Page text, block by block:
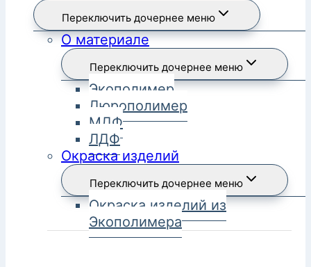
Переключить дочернее меню
О материале
Переключить дочернее меню
Экополимер
Дюрополимер
МДФ
ЛДФ
Окраска изделий
Переключить дочернее меню
Окраска изделий из
Экополимера